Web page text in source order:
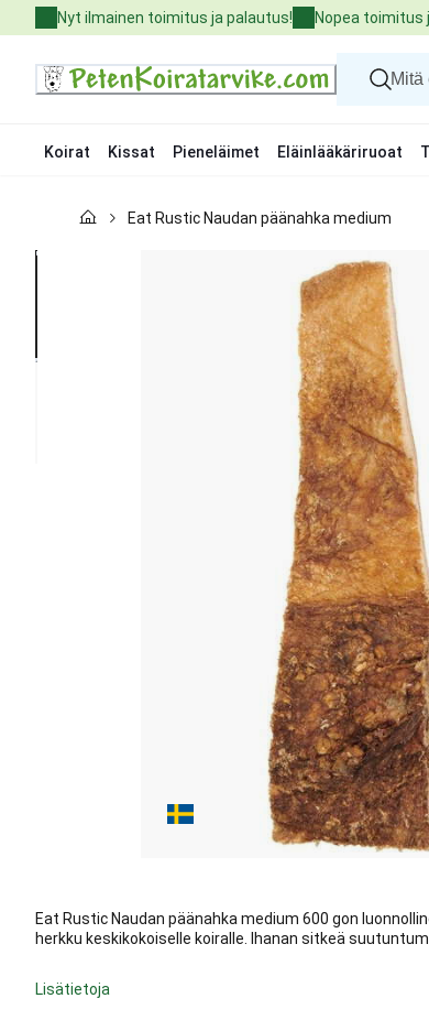
to
Nyt ilmainen toimitus ja palautus! Nopea toimitus
Koirat Kissat Pieneläimet Eläinlääkäriruoat
Kissat
Eat Rustic Naudan päänahka medium
Eat Rustic Naudan päänahka medium 600 gon
herkku keskikokoiselle koiralle. Ihanan sitkeä
Lisätietoja